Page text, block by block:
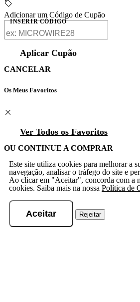
Adicionar um Código de Cupão
INSERIR CÓDIGO
Aplicar Cupão
CANCELAR
Os Meus Favoritos
Ver Todos os Favoritos
OU CONTINUE A COMPRAR
Este site utiliza cookies para melhorar a
navegação, analisar o tráfego do site e
Ao clicar em "Aceitar", concorda com a
cookies. Saiba mais na nossa Política de
Aceitar Rejeitar